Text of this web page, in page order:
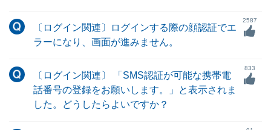
〔ログイン関連〕ログインする際の顔認証でエ
ラーになり、画面が進みません。
2587
〔ログイン関連〕 「SMS認証が可能な携帯電
話番号の登録をお願いします。」と表示されま
した。どうしたらよいですか？
833